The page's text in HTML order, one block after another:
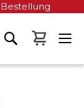
Mein